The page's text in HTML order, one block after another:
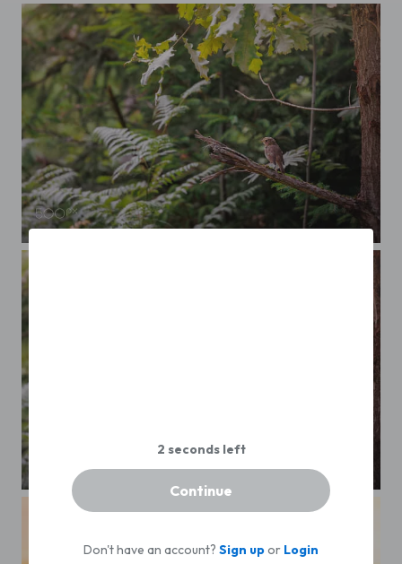
Rotkehlchen
Rotkehlchen Continue
Don't have an account?